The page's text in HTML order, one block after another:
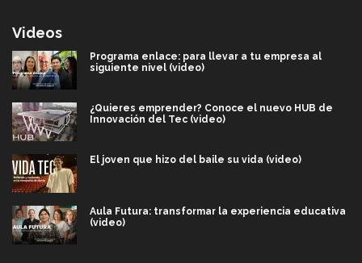
Videos
Programa enlace: para llevar a tu empresa al
siguiente nivel (video)
¿Quieres emprender? Conoce el nuevo HUB de
Innovación del Tec (video)
El joven que hizo del baile su vida (video)
Aula Futura: transformar la experiencia educativa
(video)